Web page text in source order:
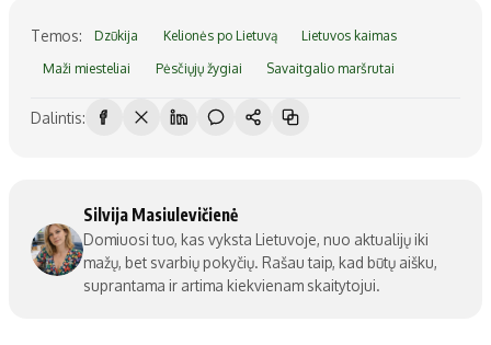
Temos: Dzūkija Kelionės po Lietuvą Lietuvos kaimas
Maži miesteliai Pėsčiųjų žygiai Savaitgalio maršrutai
Dalintis:
Silvija Masiulevičienė
Domiuosi tuo, kas vyksta Lietuvoje, nuo aktualijų iki
mažų, bet svarbių pokyčių. Rašau taip, kad būtų aišku,
suprantama ir artima kiekvienam skaitytojui.